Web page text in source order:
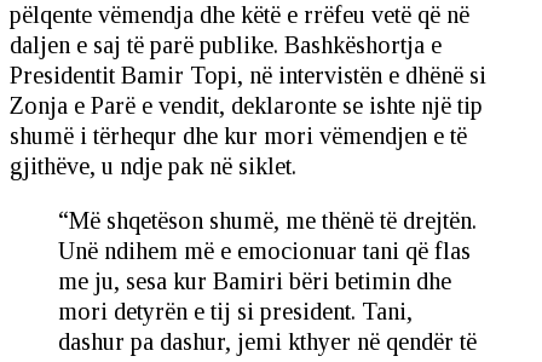
pëlqente vëmendja dhe këtë e rrëfeu vetë që në
daljen e saj të parë publike. Bashkëshortja e
Presidentit Bamir Topi, në intervistën e dhënë si
Zonja e Parë e vendit, deklaronte se ishte një tip
shumë i tërhequr dhe kur mori vëmendjen e të
gjithëve, u ndje pak në siklet.
“Më shqetëson shumë, me thënë të drejtën.
Unë ndihem më e emocionuar tani që flas
me ju, sesa kur Bamiri bëri betimin dhe
mori detyrën e tij si president. Tani,
dashur pa dashur, jemi kthyer në qendër të